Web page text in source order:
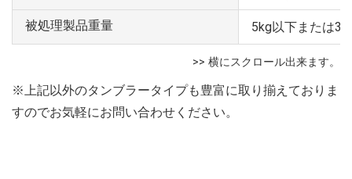
被処理製品重量 5kg以下または3ℓ
※上記以外のタンブラータイプも豊富に取り揃えておりま
すのでお気軽にお問い合わせください。